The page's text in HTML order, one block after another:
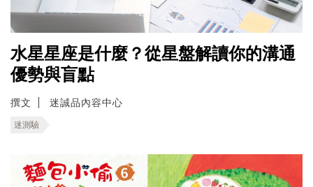
水星星座是什麼？從星盤解讀你的溝通
優勢與盲點
撰文 迷誠品內容中心
迷測驗